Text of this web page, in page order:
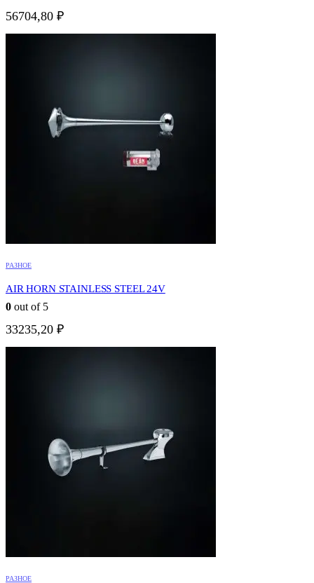
56704,80 ₽
РАЗНОЕ
AIR HORN STAINLESS STEEL 24V
0 out of 5
33235,20 ₽
РАЗНОЕ